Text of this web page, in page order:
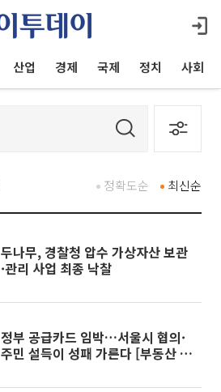
산업 경제 국제 정치 사회
최신순
정확도순
두나무, 경찰청 압수 가상자산 보관
·관리 사업 최종 낙찰
정부 공급카드 임박…서울시 협의·
주민 설득이 성패 가른다 [부동산 해